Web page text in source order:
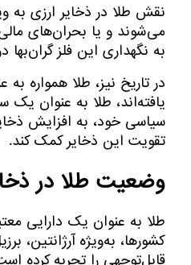
نقش طلا در ذخایر ارزی به
می‌شوند و یا بحران‌های
به نگهداری این فلز
در تاریخ نیز، طلا همواره
یافته‌اند، طلا به عنوان
سیاسی خود، به افزایش
تقویت این ذخایر کمک کند.
وضعیت طلا در
طلا به عنوان یک دارایی
کشورها، به‌ویژه آرژانتین،